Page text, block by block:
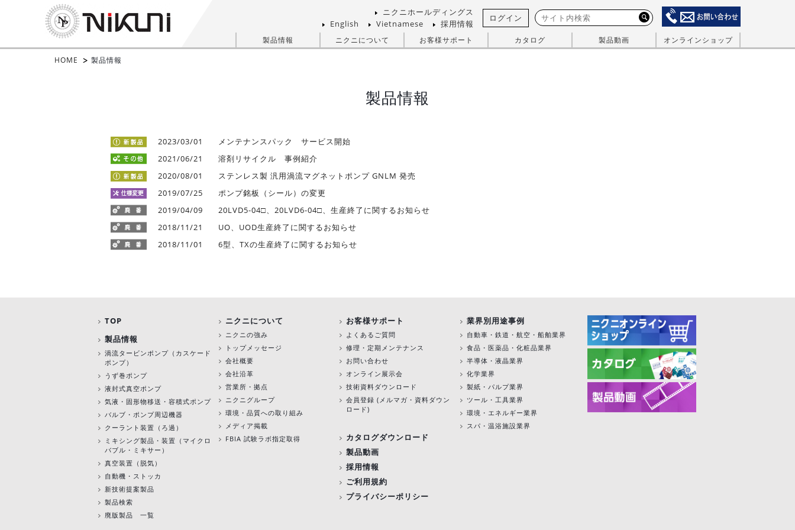
ニクニホールディングス
English
Vietnamese 採用情報
ログイン
製品情報 ニクニについて お客様サポート カタログ 製品動画 オンラインショップ
HOME 製品情報
製品情報
2023/03/01
メンテナンスパック サービス開始
2021/06/21
溶剤リサイクル 事例紹介
2020/08/01
ステンレス製 汎用渦流マグネットポンプ GNLM 発売
2019/07/25
ポンプ銘板（シール）の変更
2019/04/09
20LVD5-04□、20LVD6-04□、生産終了に関するお知らせ
2018/11/21
UO、UOD生産終了に関するお知らせ
2018/11/01
6型、TXの生産終了に関するお知らせ
TOP
製品情報
渦流タービンポンプ （カスケード
ポンプ）
うず巻ポンプ
液封式真空ポンプ
気液・固形物移送・容積式ポンプ
バルブ・ポンプ周辺機器
クーラント装置（ろ過）
ミキシング製品・装置（マイクロ
バブル・ミキサー）
真空装置（脱気）
自動機・ストッカ
新技術提案製品
製品検索
廃版製品 一覧
ニクニについて
ニクニの強み
トップメッセージ
会社概要
会社沿革
営業所・拠点
ニクニグループ
環境・品質への取り組み
メディア掲載
FBIA 試験ラボ指定取得
お客様サポート
よくあるご質問
修理・定期メンテナンス
お問い合わせ
オンライン展示会
技術資料ダウンロード
会員登録 (メルマガ・資料ダウン
ロード)
カタログダウンロード
製品動画
採用情報
ご利用規約
プライバシーポリシー
業界別用途事例
自動車・鉄道・航空・船舶業界
食品・医薬品・化粧品業界
半導体・液晶業界
化学業界
製紙・パルプ業界
ツール・工具業界
環境・エネルギー業界
スパ・温浴施設業界